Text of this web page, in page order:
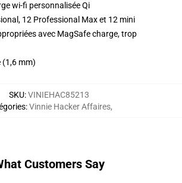
wi-fi personnalisée Qi
12 Professional Max et 12 mini
avec MagSafe charge, trop
(1,6 mm)
SKU:VINIEHAC85213
:Vinnie Hacker Affaires,
Customers Say